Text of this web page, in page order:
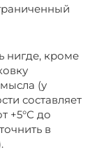
нигде, кроме
(у
составляет
+5°С до
в